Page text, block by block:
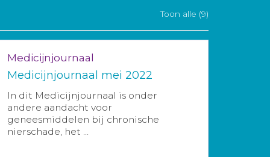
Toon alle (9)
Medicijnjournaal
Medicijnjournaal mei 2022
In dit Medicijnjournaal is onder
andere aandacht voor
geneesmiddelen bij chronische
nierschade, het ...